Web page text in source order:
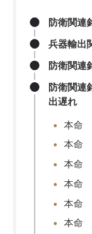
防衛関連
兵器輸出
防衛関
防衛関連
出遅れ
本命
本命
本命
本命
本命
本命